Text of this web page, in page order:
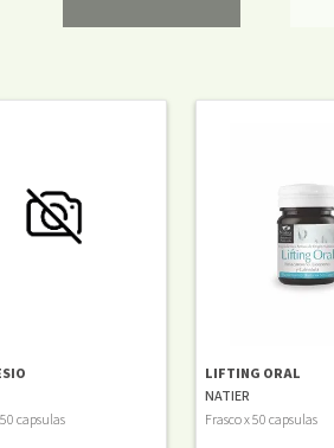
capsulas
LIFTING ORAL
NATIER
Frasco x 50 capsulas